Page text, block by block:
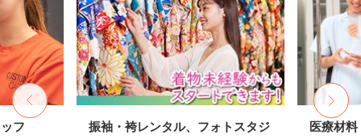
フ
振袖・袴レンタル、フォトスタジ
医療材